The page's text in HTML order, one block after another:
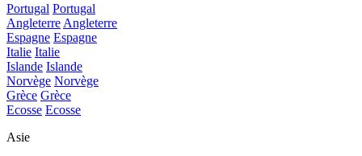
Portugal Portugal
Angleterre Angleterre
Espagne Espagne
Italie Italie
Islande Islande
Norvège Norvège
Grèce Grèce
Ecosse Ecosse
Asie